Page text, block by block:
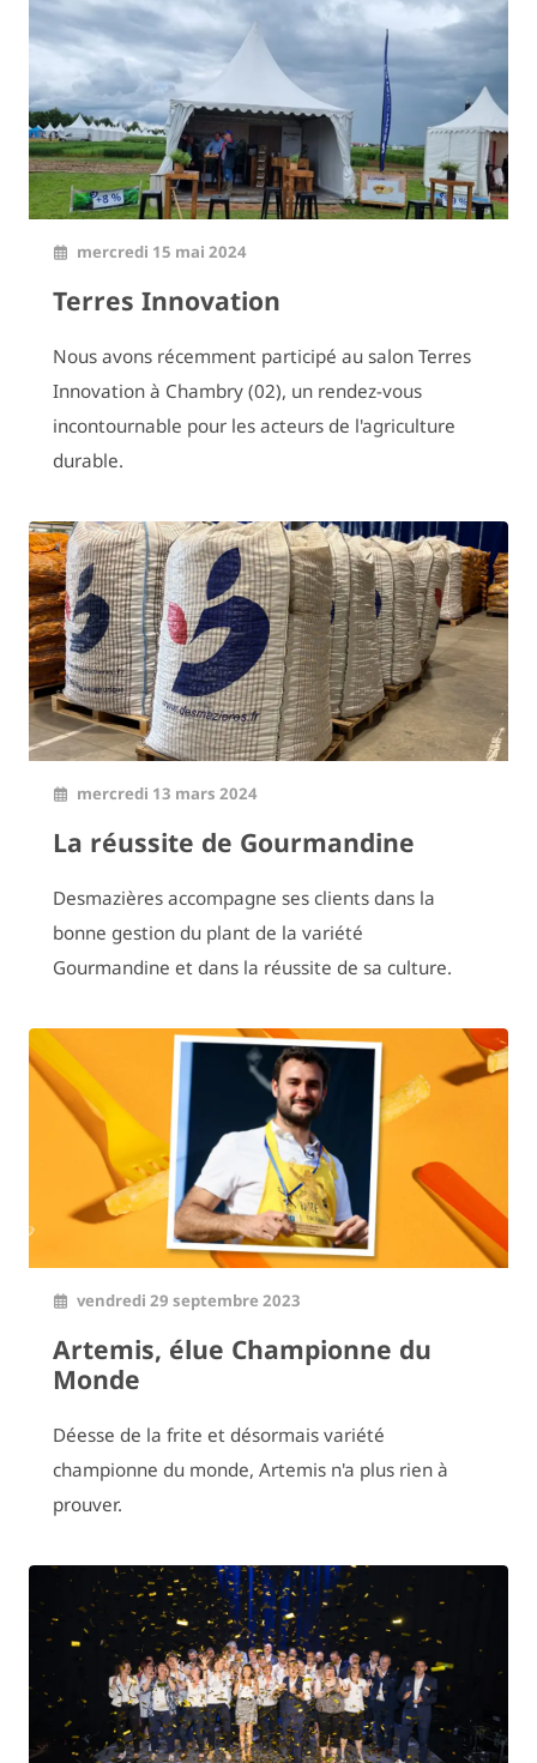
mercredi 15 mai 2024
Terres Innovation
Nous avons récemment participé au salon Terres
Innovation à Chambry (02), un rendez-vous
incontournable pour les acteurs de l'agriculture
durable.
mercredi 13 mars 2024
La réussite de Gourmandine
Desmazières accompagne ses clients dans la
bonne gestion du plant de la variété
Gourmandine et dans la réussite de sa culture.
vendredi 29 septembre 2023
Artemis, élue Championne du
Monde
Déesse de la frite et désormais variété
championne du monde, Artemis n'a plus rien à
prouver.